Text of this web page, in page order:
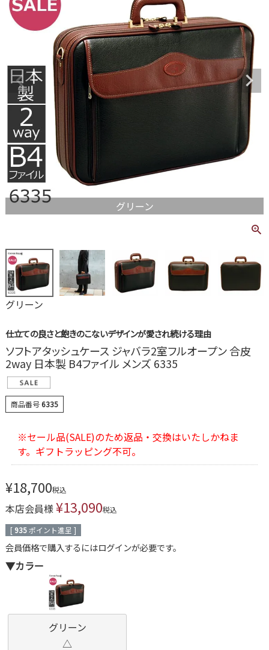
グリーン
グリーン
仕立ての良さと飽きのこないデザインが愛され続ける理由
ソフトアタッシュケース ジャバラ2室フルオープン 合皮
2way 日本製 B4ファイル メンズ 6335
商品番号6335
※セール品(SALE)のため返品・交換はいたしかねま
す。ギフトラッピング不可。
¥18,700税込
本店会員様¥13,090税込
[ 935ポイント進呈 ]
会員価格で購入するにはログインが必要です。
▼カラー
グリーン
△